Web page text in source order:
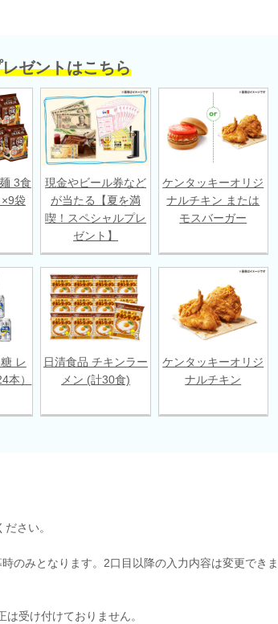
ゼントはこちら
3食
袋
現金やビール券など
が当たる【夏を満
喫！スペシャルプレ
ゼント】
ケンタッキーオリジ
ナルチキン または
モスバーガー
レ
本）
日清食品 チキンラー
メン (計30食)
ケンタッキーオリジ
ナルチキン
さい。
のみとなります。2口目以降の入力内容は変更できま
受け付けておりません。